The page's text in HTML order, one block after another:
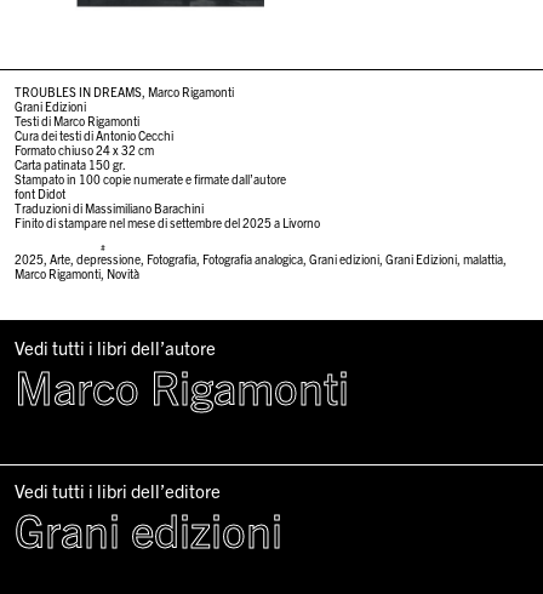
TROUBLES IN DREAMS, Marco Rigamonti
Grani Edizioni
Testi di Marco Rigamonti
Cura dei testi di Antonio Cecchi
Formato chiuso 24 x 32 cm
Carta patinata 150 gr.
Stampato in 100 copie numerate e firmate dall’autore
font Didot
Traduzioni di Massimiliano Barachini
Finito di stampare nel mese di settembre del 2025 a Livorno
#
2025,Arte,depressione, Fotografia, Fotografia analogica,Grani edizioni,Grani Edizioni,malattia,
Marco Rigamonti, Novità
Vedi tutti i libri dell’autore
Marco Rigamonti
Vedi tutti i libri dell’editore
Grani edizioni